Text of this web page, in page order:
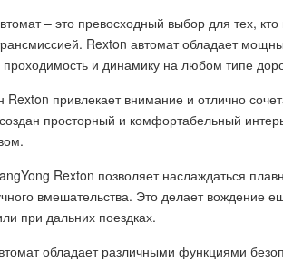
– это превосходный выбор для тех,
Rexton автомат обладает
и динамику на любом типе
привлекает внимание и отлично
просторный и комфортабельный
Rexton позволяет наслаждаться
вмешательства. Это делает
при дальних поездках.
обладает различными функциями